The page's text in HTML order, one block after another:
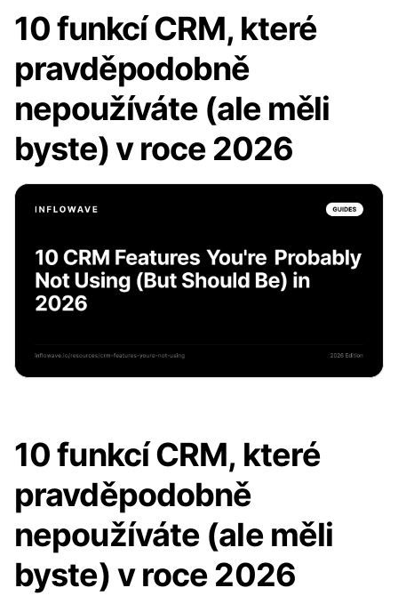
10 funkcí CRM, které
pravděpodobně
nepoužíváte (ale měli
byste) v roce 2026
10 funkcí CRM, které
pravděpodobně
nepoužíváte (ale měli
byste) v roce 2026